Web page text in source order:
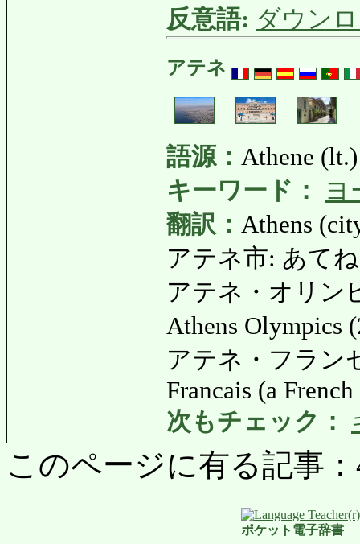
反意語: ダウン
アテネ
語源： Athene (lt.)
キーワード：
ヨ
翻訳： Athens
アテネ市: あて
アテネ・オリン
Athens Olympics
アテネ・フラン
Francais (a
次もチェック：
このページに有る記事
ポケット電子辞書